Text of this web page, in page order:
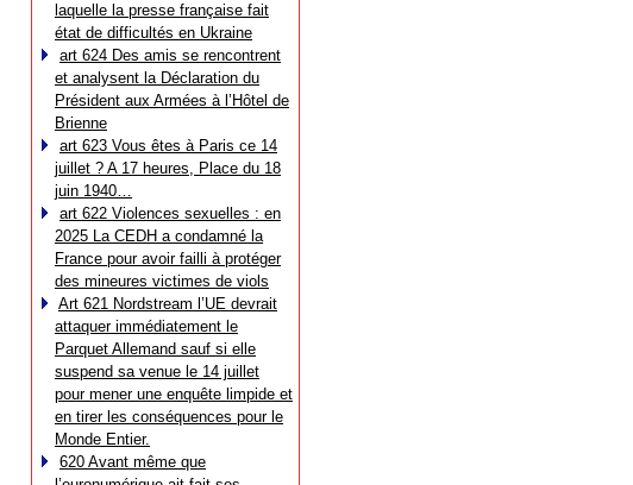
laquelle la presse française fait
état de difficultés en Ukraine
art 624 Des amis se rencontrent
et analysent la Déclaration du
Président aux Armées à l’Hôtel de
Brienne
art 623 Vous êtes à Paris ce 14
juillet ? A 17 heures, Place du 18
juin 1940…
art 622 Violences sexuelles : en
2025 La CEDH a condamné la
France pour avoir failli à protéger
des mineures victimes de viols
Art 621 Nordstream l’UE devrait
attaquer immédiatement le
Parquet Allemand sauf si elle
suspend sa venue le 14 juillet
pour mener une enquête limpide et
en tirer les conséquences pour le
Monde Entier.
620 Avant même que